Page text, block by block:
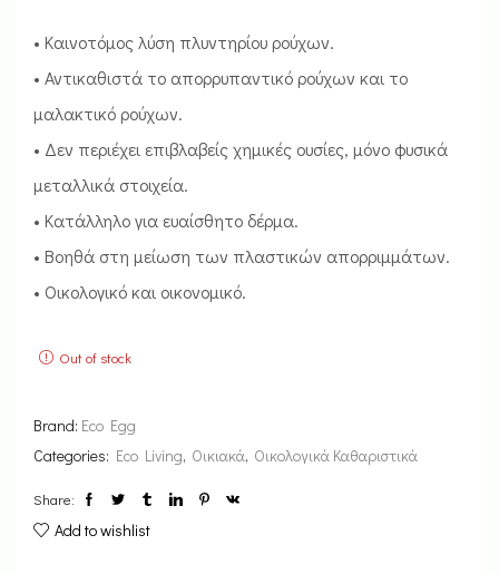
• Καινοτόμος λύση πλυντηρίου ρούχων.
• Αντικαθιστά το απορρυπαντικό ρούχων και το
μαλακτικό ρούχων.
• Δεν περιέχει επιβλαβείς χημικές ουσίες, μόνο φυσικά
μεταλλικά στοιχεία.
• Κατάλληλο για ευαίσθητο δέρμα.
• Βοηθά στη μείωση των πλαστικών απορριμμάτων.
• Οικολογικό και οικονομικό.
Out of stock
Brand: Eco Egg
Categories: Eco Living, Οικιακά, Οικολογικά Καθαριστικά
Share:
Add to wishlist